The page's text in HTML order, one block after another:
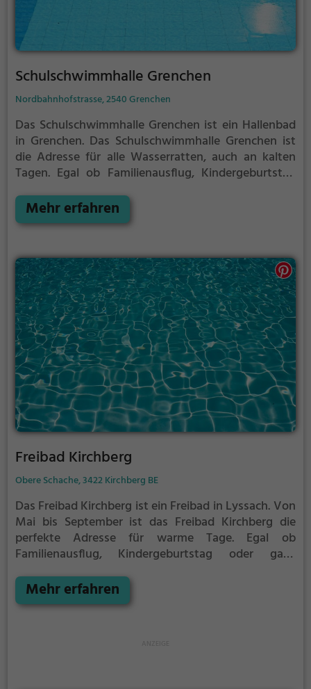
Schulschwimmhalle Grenchen
Nordbahnhofstrasse, 2540 Grenchen
Das Schulschwimmhalle Grenchen ist ein Hallenbad
in Grenchen. Das Schulschwimmhalle Grenchen ist
die Adresse für alle Wasserratten, auch an kalten
Tagen. Egal ob Familienausflug, Kindergeburtstag
Schulschwimmhalle Grenchen kommt jeder auf seine
Kosten.
Mehr erfahren
Freibad Kirchberg
Obere Schache, 3422 Kirchberg BE
Das Freibad Kirchberg ist ein Freibad in Lyssach. Von
Mai bis September ist das Freibad Kirchberg die
perfekte Adresse für warme Tage. Egal ob
Familienausflug, Kindergeburtstag oder ganz
jeder auf seine Kosten. Bei gutem Wetter kann die
Freibadsaison im Freibad Kirchberg auch verlängert
Mehr erfahren